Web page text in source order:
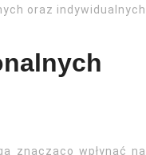
oraz indywidualnych
znacząco wpłynąć na